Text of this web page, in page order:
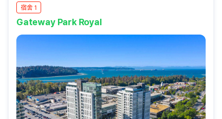
宿舍 1
Gateway Park Royal